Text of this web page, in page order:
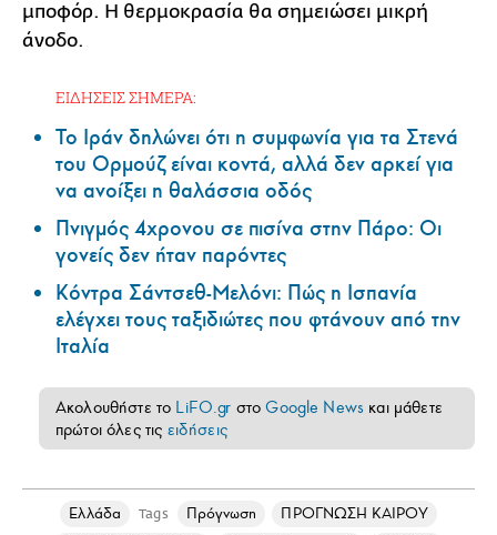
μποφόρ. Η θερμοκρασία θα σημειώσει μικρή
άνοδο.
ΕΙΔΗΣΕΙΣ ΣΗΜΕΡΑ:
Το Ιράν δηλώνει ότι η συμφωνία για τα Στενά
του Ορμούζ είναι κοντά, αλλά δεν αρκεί για
να ανοίξει η θαλάσσια οδός
Πνιγμός 4χρονου σε πισίνα στην Πάρο: Οι
γονείς δεν ήταν παρόντες
Κόντρα Σάντσεθ-Μελόνι: Πώς η Ισπανία
ελέγχει τους ταξιδιώτες που φτάνουν από την
Ιταλία
Ακολουθήστε το LiFO.gr στοGoogle News και μάθετε
πρώτοι όλες τις ειδήσεις
Ελλάδα Tags Πρόγνωση
ΠΡΟΓΝΩΣΗ ΚΑΙΡΟΥ